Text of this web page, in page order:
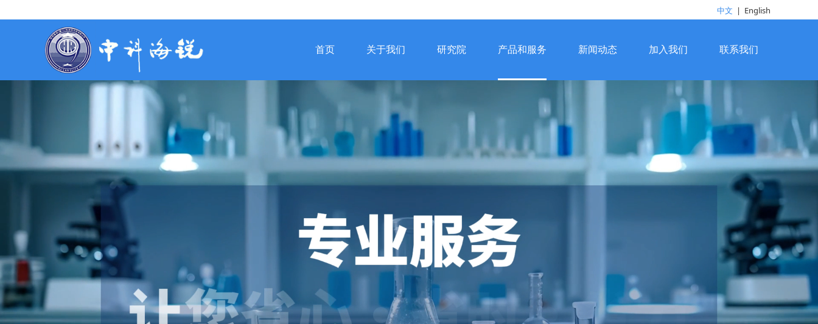
中文 | English
首页 关于我们 研究院 产品和服务 新闻动态 加入我们 联系我们